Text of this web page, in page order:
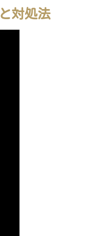
対処法